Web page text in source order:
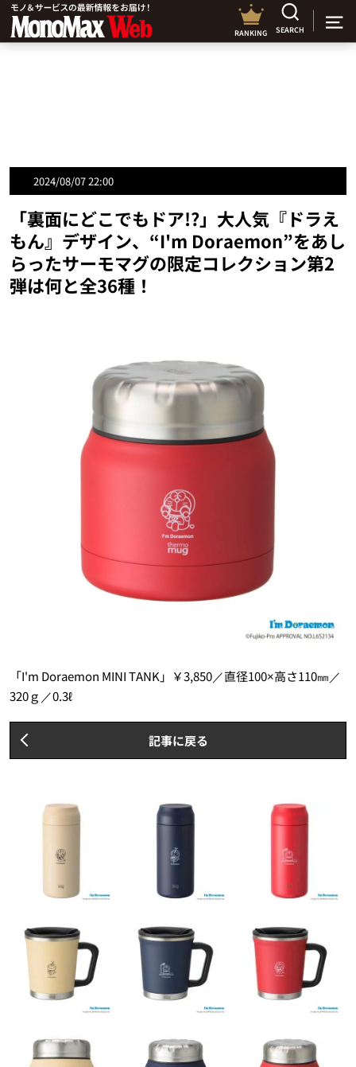
RANKING SEARCH
2024/08/07 22:00
「裏面にどこでもドア!?」大人気『ドラえ
もん』デザイン、“I'm Doraemon”をあし
らったサーモマグの限定コレクション第2
弾は何と全36種！
「I'm Doraemon MINI TANK」￥3,850／直径100×高さ110㎜／
320ｇ／0.3ℓ
記事に戻る